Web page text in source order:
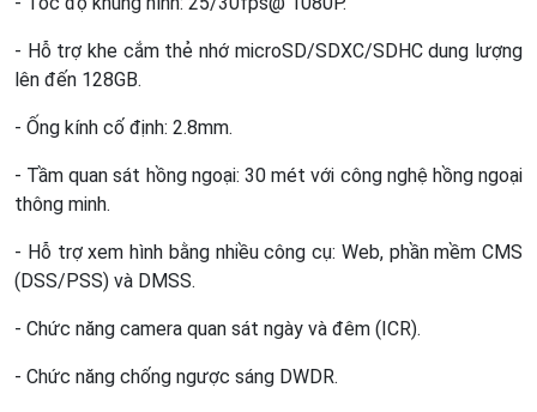
- Hỗ trợ khe cắm thẻ nhớ microSD/SDXC/SDHC dung lượng
lên đến 128GB.
- Ống kính cố định: 2.8mm.
- Tầm quan sát hồng ngoại: 30 mét với công nghệ hồng ngoại
thông minh.
- Hỗ trợ xem hình bằng nhiều công cụ: Web, phần mềm CMS
(DSS/PSS) và DMSS.
- Chức năng camera quan sát ngày và đêm (ICR).
- Chức năng chống ngược sáng DWDR.